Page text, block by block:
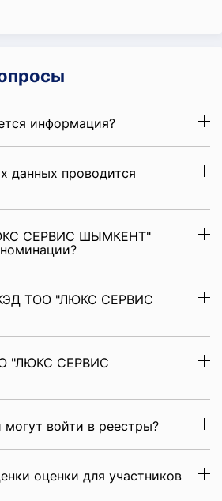
информация?
данных проводится
СЕРВИС ШЫМКЕНТ"
ТОО "ЛЮКС СЕРВИС
"ЛЮКС СЕРВИС
могут войти в реестры?
оценки для участников